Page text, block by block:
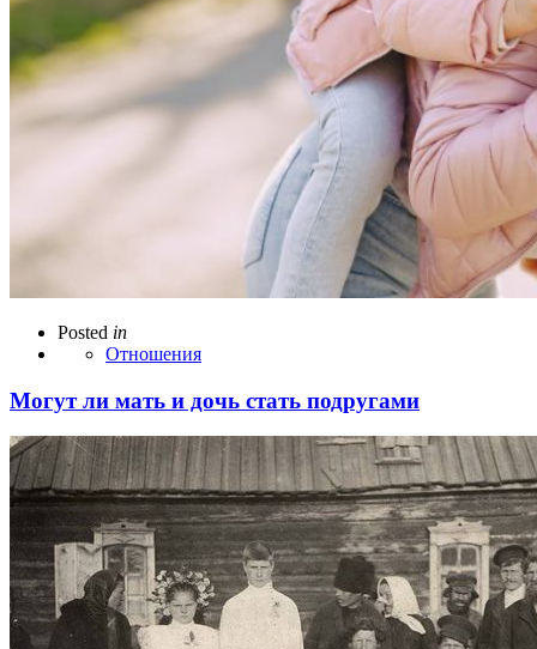
Posted in
Отношения
Могут ли мать и дочь стать подругами